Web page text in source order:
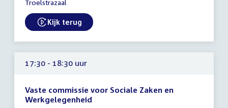
Troelstrazaal
External link:
Kijk terug
17:30 - 18:30 uur
Vaste commissie voor Sociale Zaken en
Werkgelegenheid